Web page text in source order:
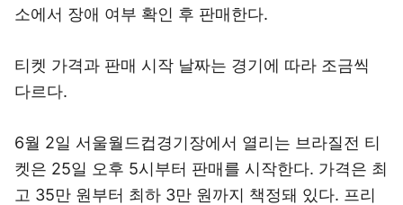
소에서 장애 여부 확인 후 판매한다.
티켓 가격과 판매 시작 날짜는 경기에 따라 조금씩
다르다.
6월 2일 서울월드컵경기장에서 열리는 브라질전 티
켓은 25일 오후 5시부터 판매를 시작한다. 가격은 최
고 35만 원부터 최하 3만 원까지 책정돼 있다. 프리